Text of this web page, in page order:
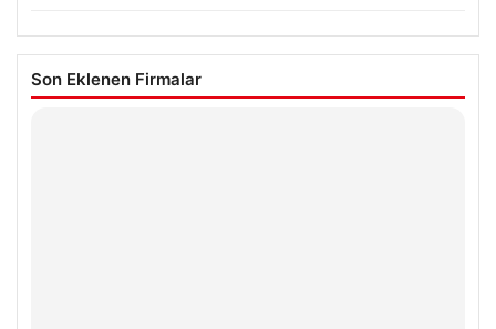
Son Eklenen Firmalar